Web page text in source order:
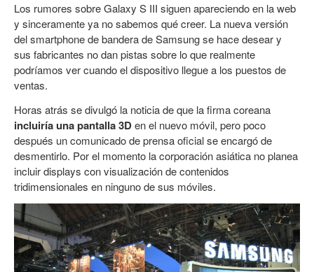
Los rumores sobre Galaxy S III siguen apareciendo en la web
y sinceramente ya no sabemos qué creer. La nueva versión
del smartphone de bandera de Samsung se hace desear y
sus fabricantes no dan pistas sobre lo que realmente
podríamos ver cuando el dispositivo llegue a los puestos de
ventas.
Horas atrás se divulgó la noticia de que la firma coreana
incluiría una pantalla 3Den el nuevo móvil, pero poco
después un comunicado de prensa oficial se encargó de
desmentirlo. Por el momento la corporación asiática no planea
incluir displays con visualización de contenidos
tridimensionales en ninguno de sus móviles.